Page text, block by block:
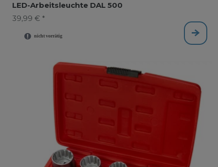
LED-Arbeitsleuchte DAL 500
39,99 € *